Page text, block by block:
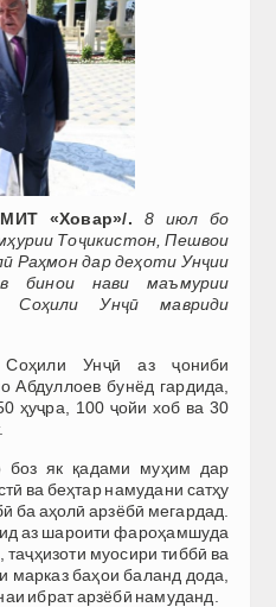
«Ховар»/.
8 июл бо
Тоҷикистон, Пешвои
Раҳмон дар деҳоти Унҷии
бинои нави маъмурии
Соҳили Унҷӣ мавриди
Соҳили Унҷӣ аз ҷониби
Абдуллоев бунёд гардида,
ҳуҷра, 100 ҷойи хоб ва 30
боз як қадами муҳим дар
ва беҳтар намудани сатҳу
ба аҳолӣ арзёбӣ мегардад.
аз шароити фароҳамшуда
муосири тиббӣ ва
марказ баҳои баланд дода,
ибрат арзёбӣ намуданд.